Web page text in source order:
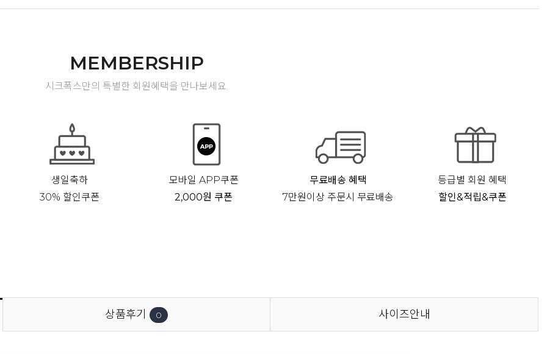
MEMBERSHIP
시크폭스만의 특별한 회원혜택을 만나보세요.
생일축하
30% 할인쿠폰
모바일 APP쿠폰
2,000원 쿠폰
무료배송 혜택
7만원이상 주문시 무료배송
등급별 회원 혜택
할인&적립&쿠폰
상품후기 0 사이즈안내